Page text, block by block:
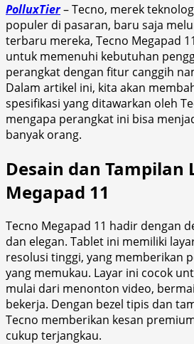
PolluxTier– Tecno, merek
populer di pasaran, baru saja
terbaru mereka, Tecno Megapad
untuk memenuhi kebutuhan
perangkat dengan fitur canggih
Dalam artikel ini, kita akan
spesifikasi yang ditawarkan oleh
mengapa perangkat ini bisa
banyak orang.
Desain dan Tampilan
Megapad 11
Tecno Megapad 11 hadir dengan
dan elegan. Tablet ini memiliki
resolusi tinggi, yang memberikan
yang memukau. Layar ini cocok
mulai dari menonton video,
bekerja. Dengan bezel tipis dan
Tecno memberikan kesan
cukup terjangkau.